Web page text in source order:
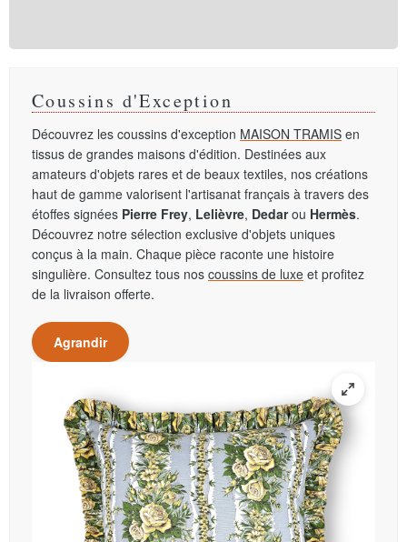
Coussins d'Exception
Découvrez les coussins d'exception MAISON TRAMIS en
tissus de grandes maisons d'édition. Destinées aux
amateurs d'objets rares et de beaux textiles, nos créations
haut de gamme valorisent l'artisanat français à travers des
étoffes signées Pierre Frey, Lelièvre, Dedarou Hermès.
Découvrez notre sélection exclusive d'objets uniques
conçus à la main. Chaque pièce raconte une histoire
singulière. Consultez tous nos coussins de luxe et profitez
de la livraison offerte.
Agrandir